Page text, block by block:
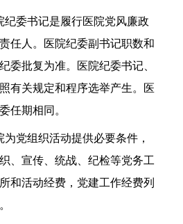
委书记是履行医院党风廉政
任人。医院纪委副书记职数和
委批复为准。医院纪委书记、
有关规定和程序选举产生。医
任期相同。
党组织活动提供必要条件，
、宣传、统战、纪检等党务工
和活动经费，党建工作经费列